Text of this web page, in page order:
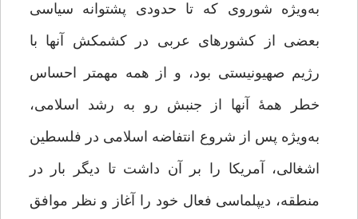
به‌ویژه شوروی که تا حدودی پشتوانه سیاسی
بعضی از کشورهای عربی در کشمکش آنها با
رژیم صهیونیستی بود، و از همه مهم‏تر احساس
خطر همۀ آنها از جنبش رو به رشد اسلامی،
به‌ویژه پس از شروع انتفاضه اسلامی در فلسطین
اشغالی، آمریکا را بر آن داشت تا دیگر بار در
منطقه، دیپلماسی فعال خود را آغاز و نظر موافق